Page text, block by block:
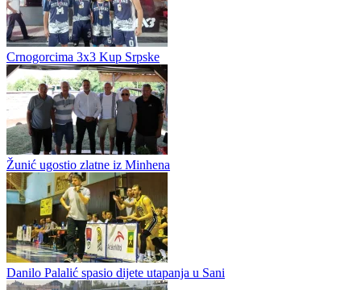
3x3 Srpska ulazi u završnicu: Quick Solution šampion u Prijedoru
Quick Solution pobjednik je turnira A kategorije Jelen pivo 3x3 lige
Republike Srpske odigranom u Prijedoru. U finalnom susretu, ekipa
u sastavu Stefan Milošević, Nedim Mustafica, Aleksandar...
Crnogorcima 3x3 Kup Srpske